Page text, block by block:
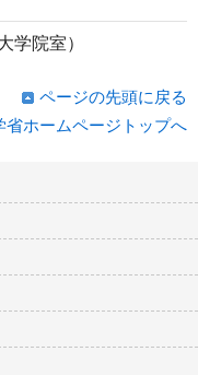
学院室）
ページの先頭に戻る
省ホームページトップへ